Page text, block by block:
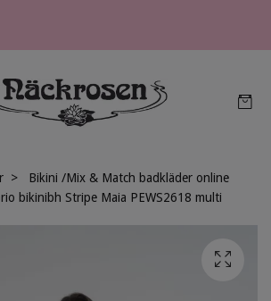
Bikini /Mix & Match badkläder online
bikinibh Stripe Maia PEWS2618 multi